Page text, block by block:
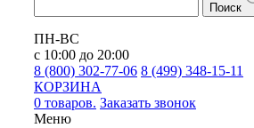
Поиск
ПН-ВС
с 10:00 до 20:00
8 (800) 302-77-06 8 (499) 348-15-11
КОРЗИНА
0 товаров. Заказать звонок
Меню